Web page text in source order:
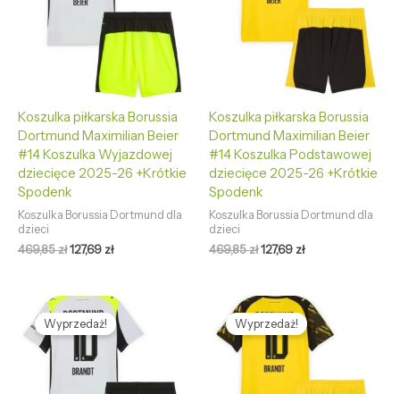
Koszulka piłkarska Borussia
Dortmund Maximilian Beier
#14 Koszulka Wyjazdowej
dziecięce 2025-26 +Krótkie
Spodenk
Koszulka Borussia Dortmund dla
dzieci
469,85zł127,69 zł
Koszulka piłkarska Borussia
Dortmund Maximilian Beier
#14 Koszulka Podstawowej
dziecięce 2025-26 +Krótkie
Spodenk
Koszulka Borussia Dortmund dla
dzieci
469,85zł127,69 zł
Wyprzedaż!
Pierwotna
cena
wynosiła:
469,85 zł.
Aktualna
cena
wynosi:
127,69 zł.
Wyprzedaż!
Pierwotna
cena
wynosiła:
469,85 zł.
Aktualna
cena
wynosi:
127,69 zł.